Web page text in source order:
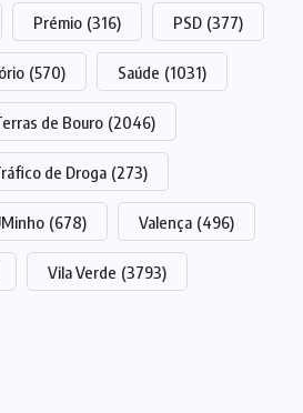
Prémio (316) PSD (377)
(570) Saúde (1031)
de Bouro (2046)
de Droga (273)
(678) Valença (496)
Vila Verde (3793)